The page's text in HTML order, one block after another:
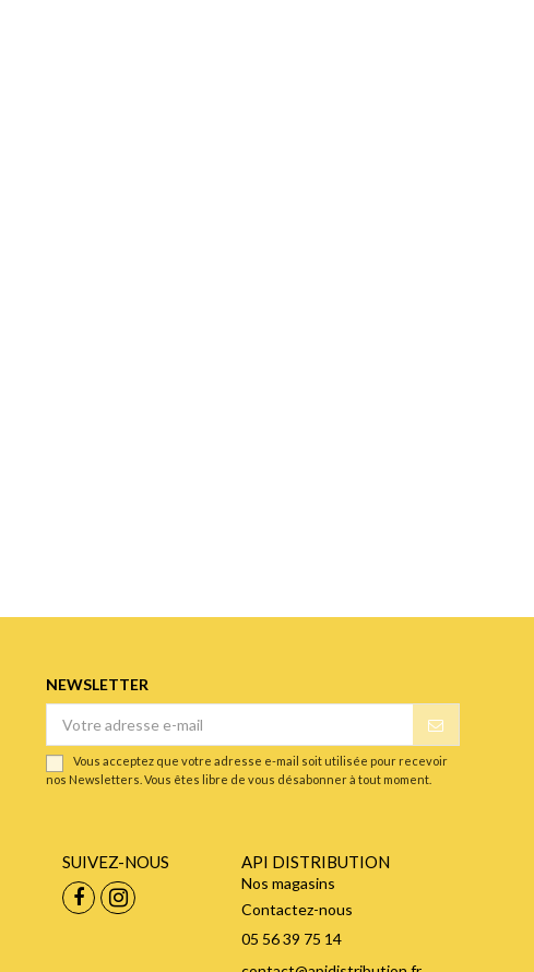
NEWSLETTER
Vous acceptez que votre adresse e-mail soit utilisée pour recevoir
nos Newsletters. Vous êtes libre de vous désabonner à tout moment.
SUIVEZ-NOUS API DISTRIBUTION
Nos magasins
Contactez-nous
05 56 39 75 14